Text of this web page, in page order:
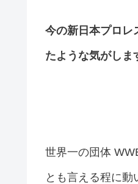
今の新日本プロ
たような気がしま
世界一の団体
とも言える程に動